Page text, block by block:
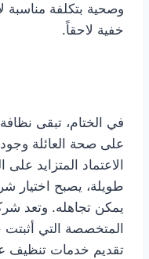
وصحية بتكلفة مناسبة
خفية لاحقاً.
في الختام، تبقى
على صحة العائلة
الاعتماد المتزايد
طويلة، يصبح اختيار
يمكن تجاهله. وتعد
المتخصصة التي
تقديم خدمات تنظيف